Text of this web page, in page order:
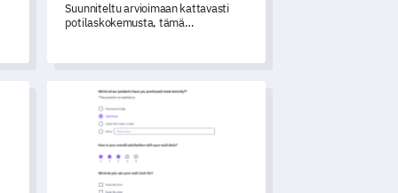
Suunniteltu arvioimaan kattavasti
potilaskokemusta, tämä
alkuperäinen konsultaatio, hoito ja
Tiimihengen Arviointikyselymalli